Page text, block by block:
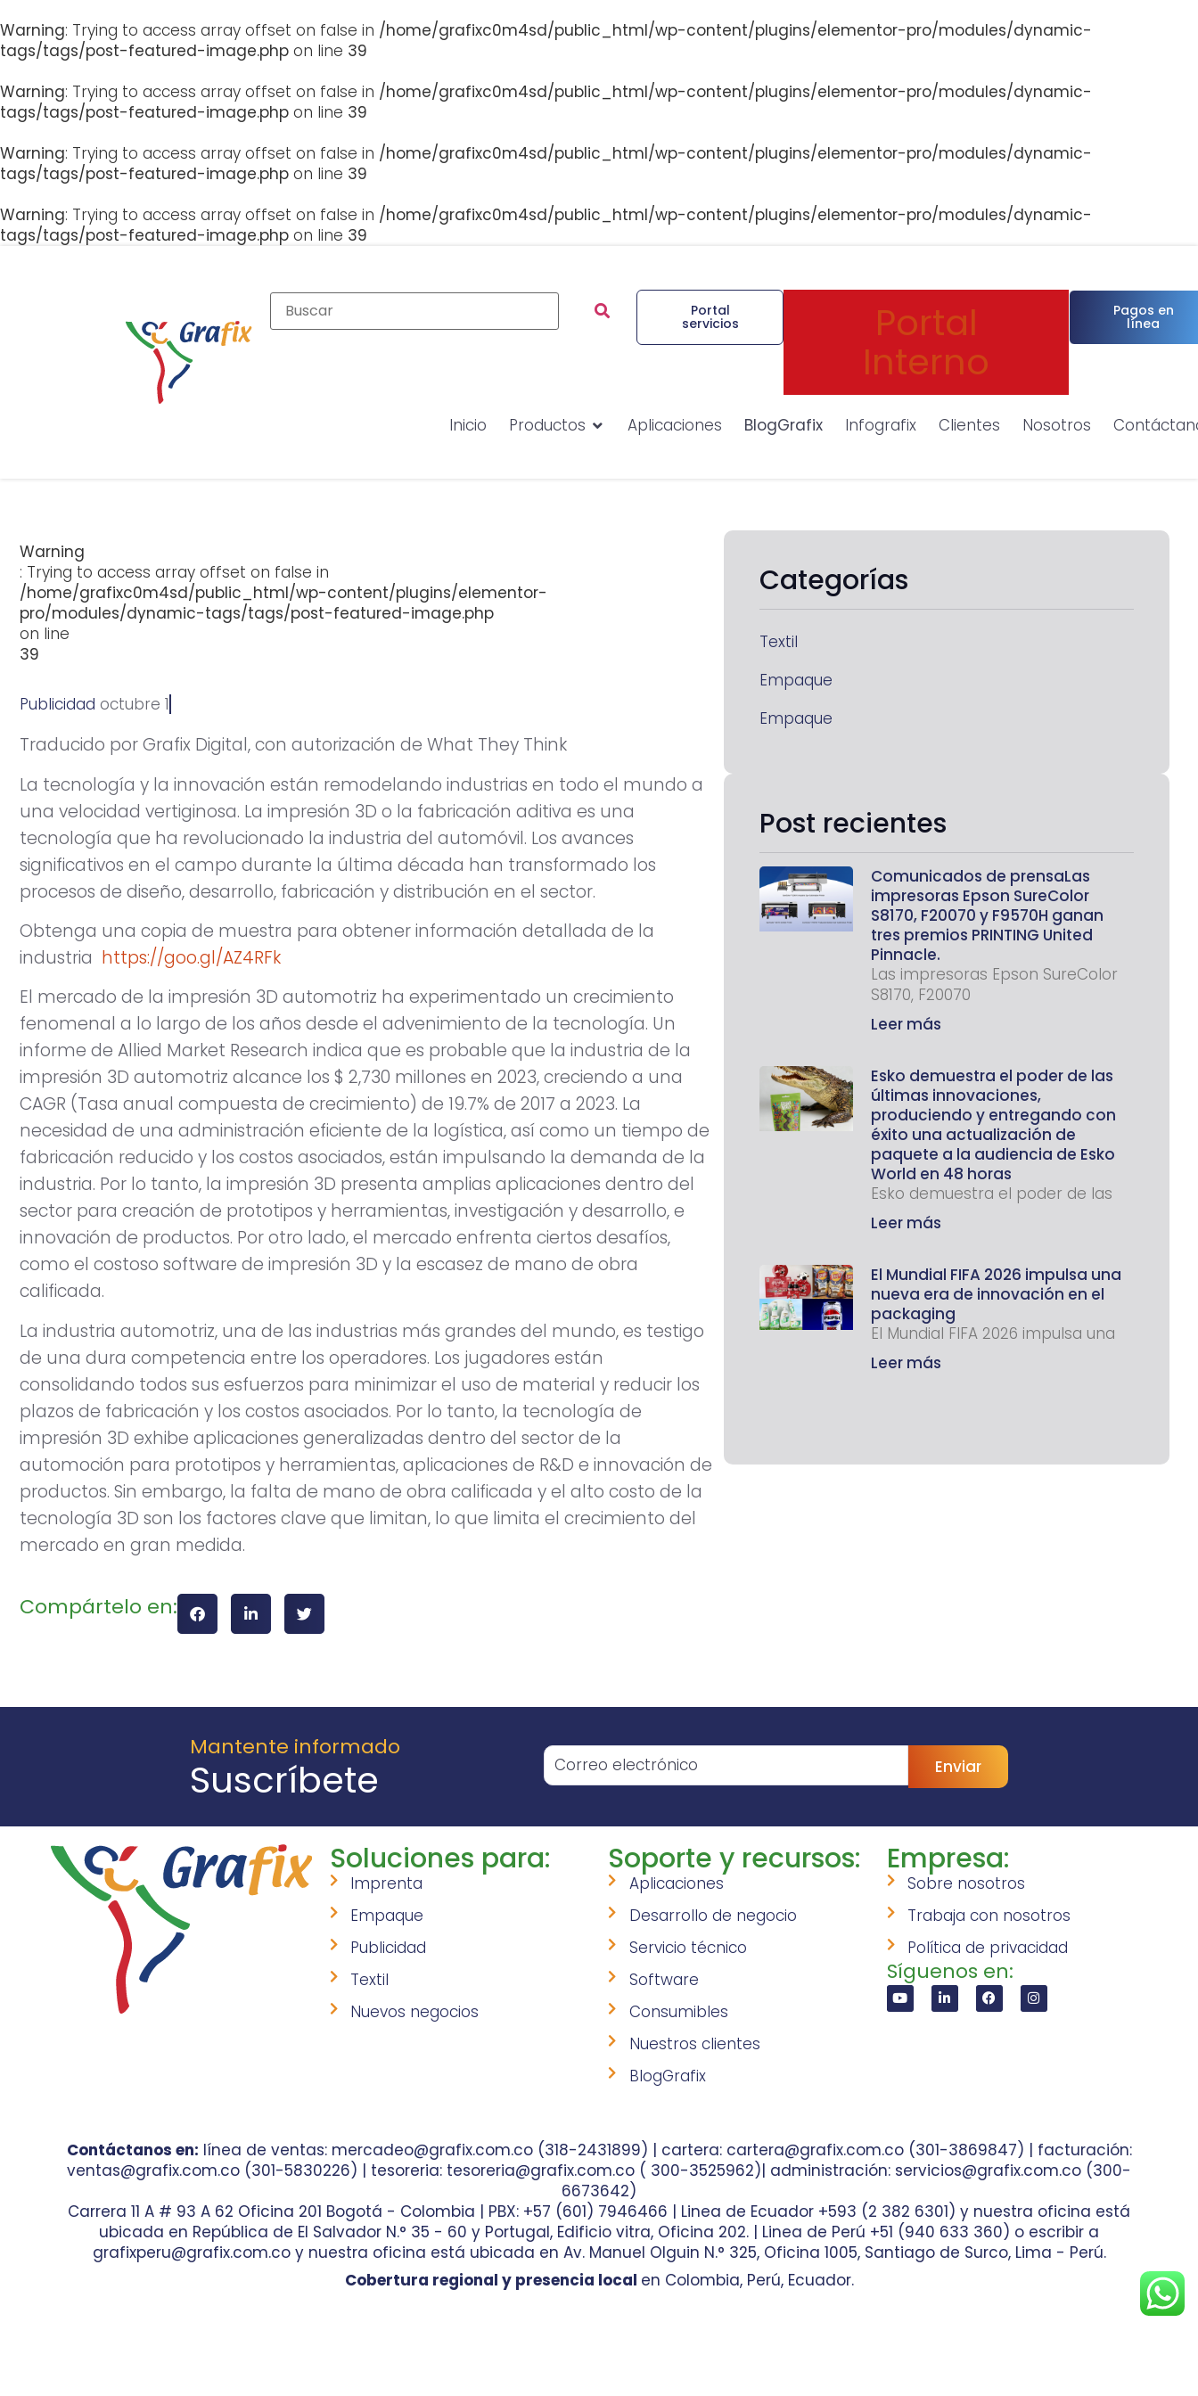
Warning: Trying to access array offset on false in /home/grafixc0m4sd/public_html/wp-content/plugins/elementor-pro/modules/dynamic-
tags/tags/post-featured-image.php on line 39
Warning: Trying to access array offset on false in /home/grafixc0m4sd/public_html/wp-content/plugins/elementor-pro/modules/dynamic-
tags/tags/post-featured-image.php on line 39
Warning: Trying to access array offset on false in /home/grafixc0m4sd/public_html/wp-content/plugins/elementor-pro/modules/dynamic-
tags/tags/post-featured-image.php on line 39
Warning: Trying to access array offset on false in /home/grafixc0m4sd/public_html/wp-content/plugins/elementor-pro/modules/dynamic-
tags/tags/post-featured-image.php on line 39
Portal
servicios Portal
Interno
Pagos en
línea
Inicio Productos Aplicaciones BlogGrafix Infografix Clientes Nosotros
Warning
: Trying to access array offset on false in
/home/grafixc0m4sd/public_html/wp-content/plugins/elementor-
pro/modules/dynamic-tags/tags/post-featured-image.php
on line
39
Publicidad octu
b
r
e
1
,2
0
1
8
Traducido por Grafix Digital, con autorización de What They Think
La tecnología y la innovación están remodelando industrias en todo el mundo a
una velocidad vertiginosa. La impresión 3D o la fabricación aditiva es una
tecnología que ha revolucionado la industria del automóvil. Los avances
significativos en el campo durante la última década han transformado los
procesos de diseño, desarrollo, fabricación y distribución en el sector.
Obtenga una copia de muestra para obtener información detallada de la
industria https://goo.gl/AZ4RFk
El mercado de la impresión 3D automotriz ha experimentado un crecimiento
fenomenal a lo largo de los años desde el advenimiento de la tecnología. Un
informe de Allied Market Research indica que es probable que la industria de la
impresión 3D automotriz alcance los $ 2,730 millones en 2023, creciendo a una
CAGR (Tasa anual compuesta de crecimiento) de 19.7% de 2017 a 2023. La
necesidad de una administración eficiente de la logística, así como un tiempo de
fabricación reducido y los costos asociados, están impulsando la demanda de la
industria. Por lo tanto, la impresión 3D presenta amplias aplicaciones dentro del
sector para creación de prototipos y herramientas, investigación y desarrollo, e
innovación de productos. Por otro lado, el mercado enfrenta ciertos desafíos,
como el costoso software de impresión 3D y la escasez de mano de obra
calificada.
La industria automotriz, una de las industrias más grandes del mundo, es testigo
de una dura competencia entre los operadores. Los jugadores están
consolidando todos sus esfuerzos para minimizar el uso de material y reducir los
plazos de fabricación y los costos asociados. Por lo tanto, la tecnología de
impresión 3D exhibe aplicaciones generalizadas dentro del sector de la
automoción para prototipos y herramientas, aplicaciones de R&D e innovación de
productos. Sin embargo, la falta de mano de obra calificada y el alto costo de la
tecnología 3D son los factores clave que limitan, lo que limita el crecimiento del
mercado en gran medida.
Compártelo en:
Categorías
Textil
Empaque
Empaque
Post recientes
Comunicados de prensaLas
impresoras Epson SureColor
S8170, F20070 y F9570H ganan
tres premios PRINTING United
Pinnacle.
Las impresoras Epson SureColor
S8170, F20070
Leer más
Esko demuestra el poder de las
últimas innovaciones,
produciendo y entregando con
éxito una actualización de
paquete a la audiencia de Esko
World en 48 horas
Esko demuestra el poder de las
Leer más
El Mundial FIFA 2026 impulsa una
nueva era de innovación en el
packaging
El Mundial FIFA 2026 impulsa una
Leer más
Mantente informado
Suscríbete Enviar
Soluciones para:
Imprenta
Empaque
Publicidad
Textil
Nuevos negocios
Soporte y recursos:
Aplicaciones
Desarrollo de negocio
Servicio técnico
Software
Consumibles
Nuestros clientes
BlogGrafix
Empresa:
Sobre nosotros
Trabaja con nosotros
Política de privacidad
Síguenos en:
Contáctanos en: línea de ventas: mercadeo@grafix.com.co (318-2431899) | cartera: cartera@grafix.com.co (301-3869847) | facturación:
ventas@grafix.com.co (301-5830226) | tesoreria: tesoreria@grafix.com.co ( 300-3525962)| administración: servicios@grafix.com.co (300-
6673642)
Carrera 11 A # 93 A 62 Oficina 201 Bogotá - Colombia | PBX: +57 (601) 7946466 | Linea de Ecuador +593 (2 382 6301) y nuestra oficina está
ubicada en República de El Salvador N.° 35 - 60 y Portugal, Edificio vitra, Oficina 202. | Linea de Perú +51 (940 633 360) o escribir a
grafixperu@grafix.com.co y nuestra oficina está ubicada en Av. Manuel Olguin N.° 325, Oficina 1005, Santiago de Surco, Lima - Perú.
Cobertura regional y presencia local en Colombia, Perú, Ecuador.